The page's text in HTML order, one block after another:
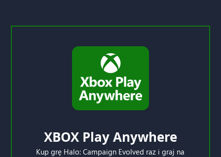
XBOX Play Anywhere
Kup grę Halo: Campaign Evolved raz i graj na